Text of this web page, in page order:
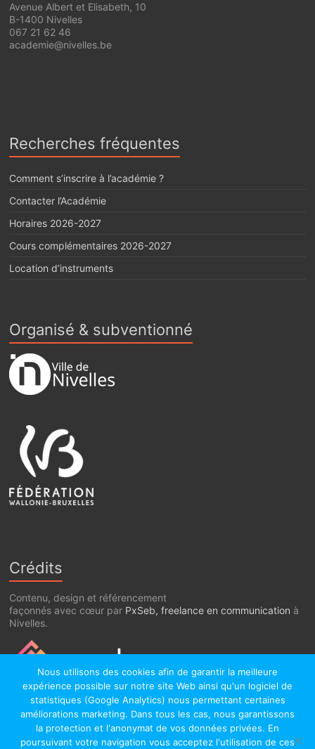
Avenue Albert et Elisabeth, 10
B-1400 Nivelles
067 21 62 46
academie@nivelles.be
Recherches fréquentes
Comment s’inscrire à l’académie ?
Contacter l’Académie
Horaires 2026-2027
Cours complémentaires 2026-2027
Location d’instruments
Organisé & subventionné
Crédits
Contenu, design et référencement
façonnés avec cœur par PxSeb, freelance en communication à
Nivelles.
Nous utilisons des cookies afin de garantir la meilleure
expérience possible sur notre site Web ainsi qu'un logiciel de
statistiques (Google Analytics) nous permettant certaines
améliorations marketing. Dans tous les cas, nous garantissons
la protection et l'anonymat de vos données privées. En
poursuivant votre navigation vous acceptez l'utilisation de ces